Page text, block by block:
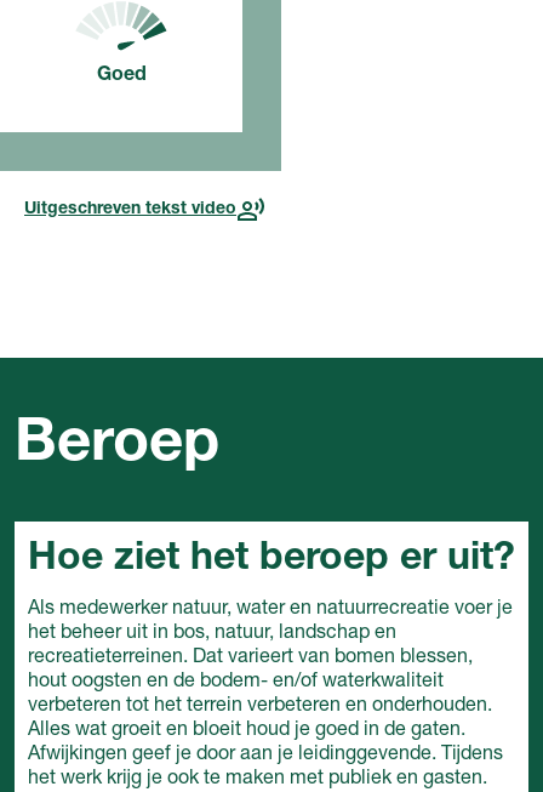
Goed
stage vindt.
jaar
Uitgeschreven tekst video
Beroep
Hoe ziet het beroep er uit?
Als medewerker natuur, water en natuurrecreatie voer je
het beheer uit in bos, natuur, landschap en
recreatieterreinen. Dat varieert van bomen blessen,
hout oogsten en de bodem- en/of waterkwaliteit
verbeteren tot het terrein verbeteren en onderhouden.
Alles wat groeit en bloeit houd je goed in de gaten.
Afwijkingen geef je door aan je leidinggevende. Tijdens
het werk krijg je ook te maken met publiek en gasten.